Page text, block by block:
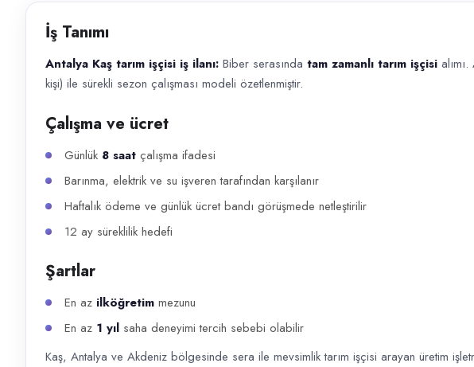
Başvuru kanalları
WhatsApp, Telefon
İlan açıklaması
Antalya Kaş tarım işçisi iş ilanı: Biber serasında tam zamanlı tarım işçisi alımı. Aile birimi
İş Tanımı
Antalya Kaş tarım işçisi iş ilanı: Biber serasında tam zamanlı tarım işçisi
kişi) ile sürekli sezon çalışması modeli özetlenmiştir.
Çalışma ve ücret
Günlük 8 saat çalışma ifadesi
Barınma, elektrik ve su işveren tarafından karşılanır
Haftalık ödeme ve günlük ücret bandı görüşmede netleştirilir
12 ay süreklilik hedefi
Şartlar
En az ilköğretim mezunu
En az 1 yıl saha deneyimi tercih sebebi olabilir
Kaş, Antalya ve Akdeniz bölgesinde sera ile mevsimlik tarım işçisi arayan üretim